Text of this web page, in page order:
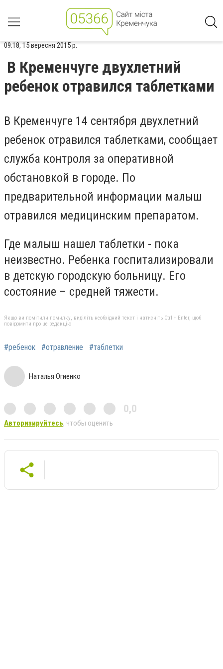
09:18, 15 вересня 2015 р.
В Кременчуге двухлетний
ребенок отравился таблетками
В Кременчуге 14 сентября двухлетний
ребенок отравился таблетками, сообщает
служба контроля за оперативной
обстановкой в городе. По
предварительной информации малыш
отравился медицинским препаратом.
Где малыш нашел таблетки - пока
неизвестно. Ребенка госпитализировали
в детскую городскую больницу. Его
состояние – средней тяжести.
Якщо ви помітили помилку, виділіть необхідний текст і натисніть Ctrl + Enter, щоб
повідомити про це редакцію
#ребенок #отравление #таблетки
Наталья Огиенко
0,0
Авторизируйтесь, чтобы оценить